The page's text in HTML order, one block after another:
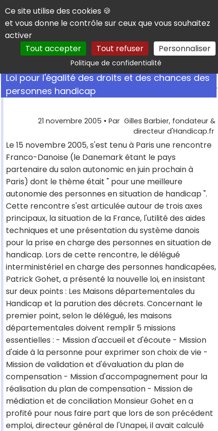
Panneau de gestion des cookies
Ce site utilise des cookies 🍪
et vous donne le contrôle sur ceux que vous souhaitez
activer
Tout accepter
Tout refuser Personnaliser
Politique de confidentialitéRechercher
Loi pour l'égalité des droits et des chances des
personnes handicap
21 novembre 2005 • Par Gilles Barbier, fondateur &
directeur d'Handicap.fr
Le 15 novembre 2005, s'est tenu à Paris une rencontre
Franco-Danoise (le Danemark étant le pays
partenaire du salon autonomic en juin prochain à
Paris) dont le thème était " pour une meilleure
autonomie des personnes en situation de handicap ".
Cette rencontre s'est articulée autour de trois axes
principaux, la situation de la France, l'utilité des aides
techniques et une présentation du système danois
pour la prise en charge des personnes en situation de
handicap. Lors de cette rencontre, le délégué
interministériel en charge des personnes handicapées,
Patrick Gohet, a présenté la nouvelle loi, en insistant
sur deux points : Les Maisons départementales du
Handicap et la parution des décrets. Concernant le
premier point, selon le délégué, les maisons
départementales doivent remplir 5 missions
essentielles : - Mission d'accueil et d'écoute - Mission
d'aide à la personne pour exprimer son choix de vie -
Mission de validation et d'évaluation du plan de
compensation - Mission d'accompagnement pour la
réalisation du plan de compensation - Mission de
médiation et de conciliation Monsieur Gohet en a
profité pour nous faire part que lors de son précédent
emploi, directeur général de l'Unapei, il avait calculé